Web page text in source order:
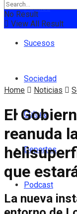
Política
Sucesos
Sociedad
Cultura
Deportes
Podcast
No Result
View All Result
Home Noticias
El
reanuda
que
La nueva